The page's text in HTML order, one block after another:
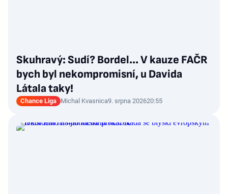
Skuhravý: Sudí? Bordel... V kauze FAČR
bych byl nekompromisní, u Davida
Látala taky!
Chance Liga Michal Kvasnica9. srpna 202620:55